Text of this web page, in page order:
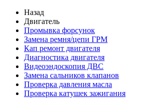
Назад
Двигатель
Промывка форсунок
Замена ремня/цепи ГРМ
Кап ремонт двигателя
Диагностика двигателя
Видеоэндоскопия ДВС
Замена сальников клапанов
Проверка давления масла
Проверка катушек зажигания